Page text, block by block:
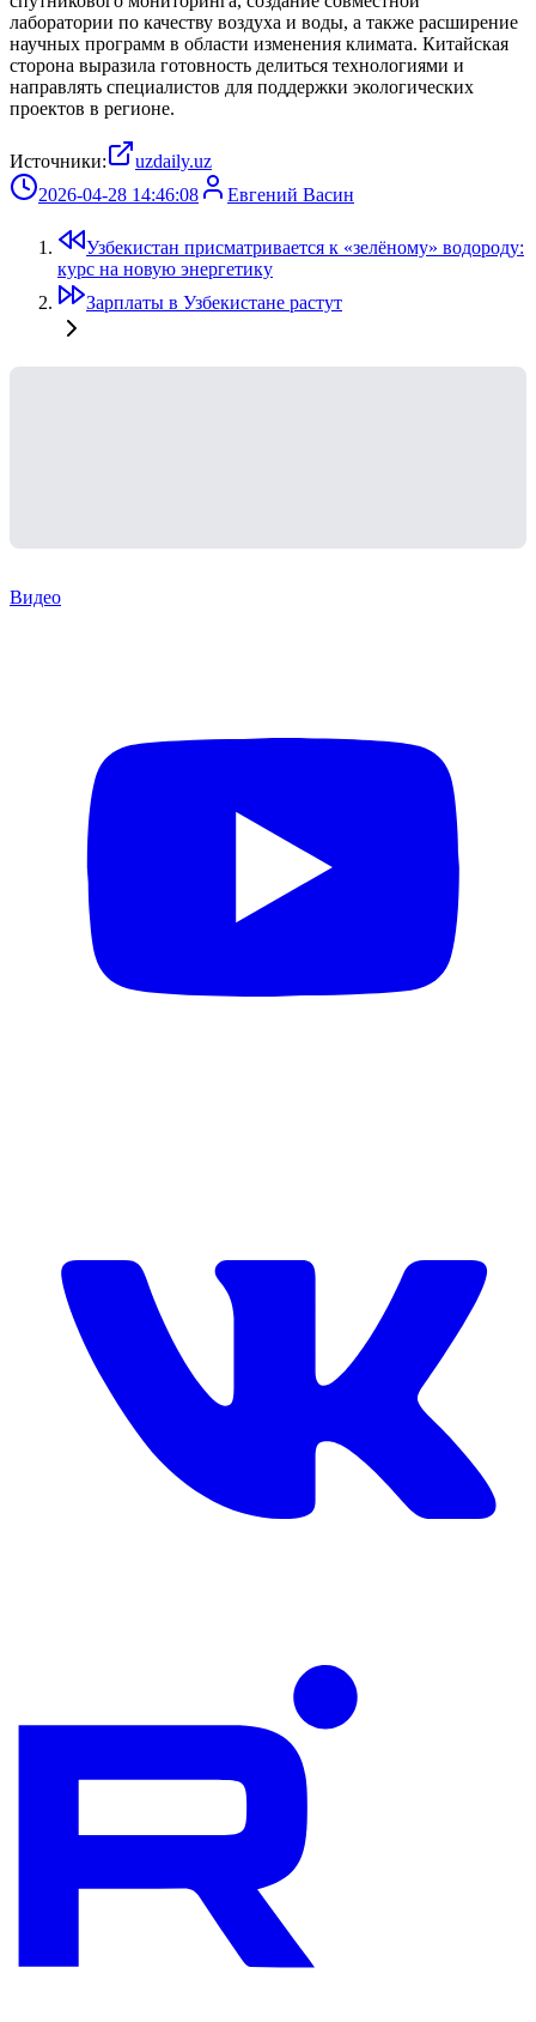
лаборатории по качеству воздуха и воды, а также расширение
научных программ в области изменения климата. Китайская
сторона выразила готовность делиться технологиями и
направлять специалистов для поддержки экологических
проектов в регионе.
Источники:
uzdaily.uz
2026-04-28 14:46:08
Евгений Васин
Узбекистан присматривается к «зелёному» водороду:
курс на новую энергетику
Зарплаты в Узбекистане растут
Видео